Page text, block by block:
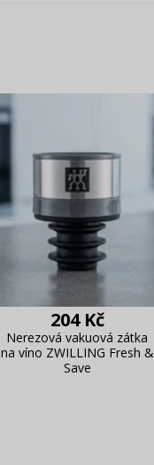
204 Kč
Nerezová vakuová zátka
na víno ZWILLING Fresh &
Save